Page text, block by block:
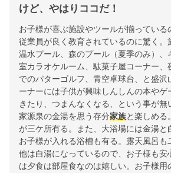
けど、やはりココだ！
お子様が喜ぶ施設やツールが揃っている
従業員が良く教育されているのに驚く。
温水プール、森のプール（夏季のみ）、
室カラオケルーム、駄菓子屋コーナー、
でのパターゴルフ、青空卓球台、と盛沢
ーナーには子供が興味しんしんの本やゲ
きたり、つまんなくなる、という事が無
家源泉の金湯を思う存分家族と楽しめる
が三ケ所有る。また、大浴場には金湯と
お子様が入れる浴槽も有る。露天風呂も
他は白湯になっているので、お子様も安
は夕食は部屋食なのは嬉しい。お子様用